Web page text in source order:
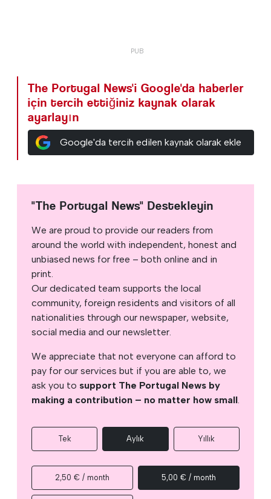
The Portugal News'i Google'da haberler
için tercih ettiğiniz kaynak olarak
ayarlayın
Google'da tercih edilen kaynak olarak ekle
"The Portugal News" Destekleyin
We are proud to provide our readers from
around the world with independent, honest and
unbiased news for free – both online and in
print.
Our dedicated team supports the local
community, foreign residents and visitors of all
nationalities through our newspaper, website,
social media and our newsletter.
We appreciate that not everyone can afford to
pay for our services but if you are able to, we
ask you to support The Portugal News by
making a contribution – no matter how small.
Tek Aylık Yıllık
2,50 € / month 5,00 € / month